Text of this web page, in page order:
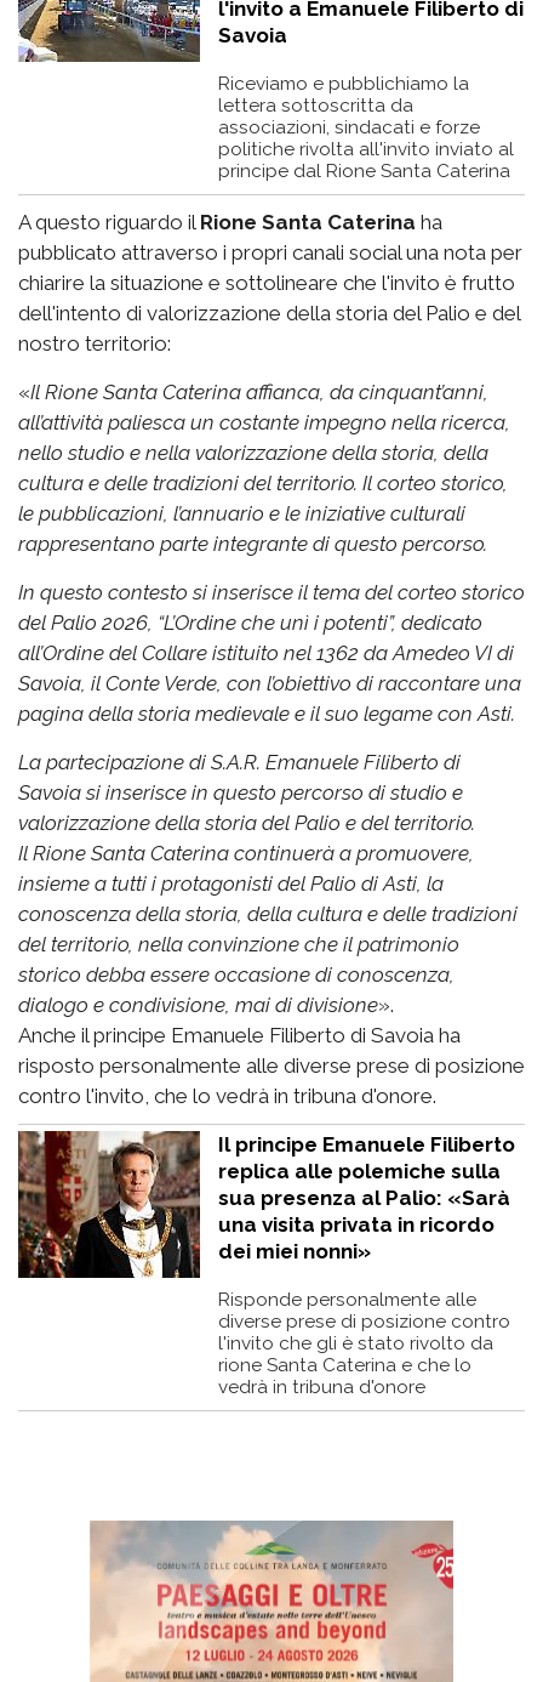
l'invito a Emanuele Filiberto di
Savoia
Riceviamo e pubblichiamo la
lettera sottoscritta da
associazioni, sindacati e forze
politiche rivolta all'invito inviato al
principe dal Rione Santa Caterina
A questo riguardo il Rione Santa Caterina ha
pubblicato attraverso i propri canali social una nota per
chiarire la situazione e sottolineare che l'invito è frutto
dell'intento di valorizzazione della storia del Palio e del
nostro territorio:
«Il Rione Santa Caterina affianca, da cinquant’anni,
all’attività paliesca un costante impegno nella ricerca,
nello studio e nella valorizzazione della storia, della
cultura e delle tradizioni del territorio. Il corteo storico,
le pubblicazioni, l’annuario e le iniziative culturali
rappresentano parte integrante di questo percorso.
In questo contesto si inserisce il tema del corteo storico
del Palio 2026, “L’Ordine che unì i potenti”, dedicato
all’Ordine del Collare istituito nel 1362 da Amedeo VI di
Savoia, il Conte Verde, con l’obiettivo di raccontare una
pagina della storia medievale e il suo legame con Asti.
La partecipazione di S.A.R. Emanuele Filiberto di
Savoia si inserisce in questo percorso di studio e
valorizzazione della storia del Palio e del territorio.
Il Rione Santa Caterina continuerà a promuovere,
insieme a tutti i protagonisti del Palio di Asti, la
conoscenza della storia, della cultura e delle tradizioni
del territorio, nella convinzione che il patrimonio
storico debba essere occasione di conoscenza,
dialogo e condivisione, mai di divisione».
Anche il principe Emanuele Filiberto di Savoia ha
risposto personalmente alle diverse prese di posizione
contro l'invito, che lo vedrà in tribuna d'onore.
Il principe Emanuele Filiberto
replica alle polemiche sulla
sua presenza al Palio: «Sarà
una visita privata in ricordo
dei miei nonni»
Risponde personalmente alle
diverse prese di posizione contro
l'invito che gli è stato rivolto da
rione Santa Caterina e che lo
vedrà in tribuna d'onore